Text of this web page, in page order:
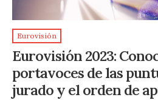
Eurovisión
Eurovisión 2023:
portavoces de las
jurado y el orden de